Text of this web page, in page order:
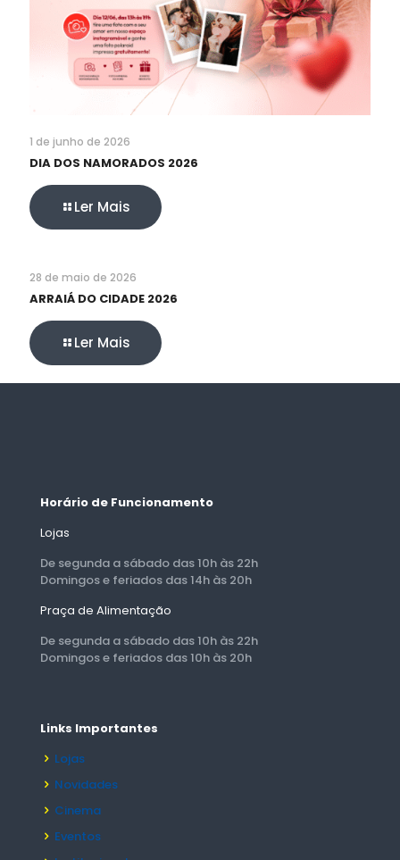
1 de junho de 2026
DIA DOS NAMORADOS 2026
Ler Mais
28 de maio de 2026
ARRAIÁ DO CIDADE 2026
Ler Mais
Horário de Funcionamento
Lojas
De segunda a sábado das 10h às 22h
Domingos e feriados das 14h às 20h
Praça de Alimentação
De segunda a sábado das 10h às 22h
Domingos e feriados das 10h às 20h
Links Importantes
Lojas
Novidades
Cinema
Eventos